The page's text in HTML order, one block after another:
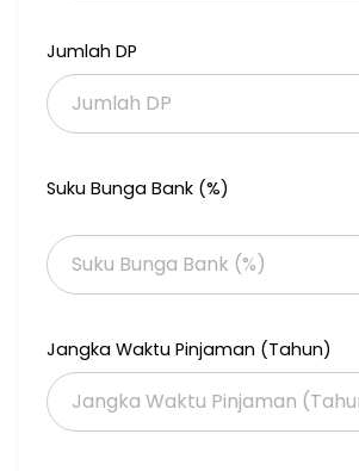
Jumlah DP
Suku Bunga Bank (%)
Jangka Waktu Pinjaman (Tahun)